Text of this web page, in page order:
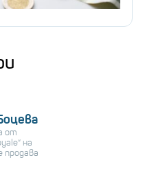
от
на
продава